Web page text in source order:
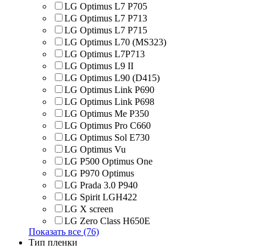
LG Optimus L7 P705
LG Optimus L7 P713
LG Optimus L7 P715
LG Optimus L70 (MS323)
LG Optimus L7P713
LG Optimus L9 II
LG Optimus L90 (D415)
LG Optimus Link P690
LG Optimus Link P698
LG Optimus Me P350
LG Optimus Pro C660
LG Optimus Sol E730
LG Optimus Vu
LG P500 Optimus One
LG P970 Optimus
LG Prada 3.0 P940
LG Spirit LGH422
LG X screen
LG Zero Class H650E
Показать все (76)
Тип пленки